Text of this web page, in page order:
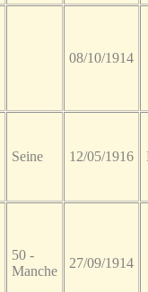
08/10/1914
Seine 12/05/1916
50 -
Manche
27/09/1914